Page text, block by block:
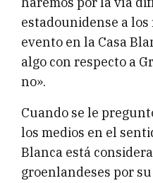
estadounidense a
evento en la Casa
algo con respecto a
no».
Cuando se le
los medios en el
Blanca está
groenlandeses por